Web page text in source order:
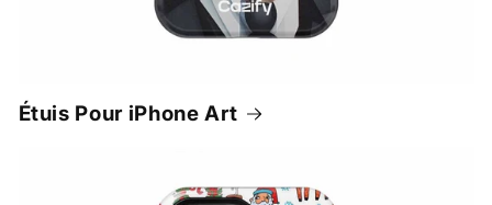
Étuis Pour iPhone Art